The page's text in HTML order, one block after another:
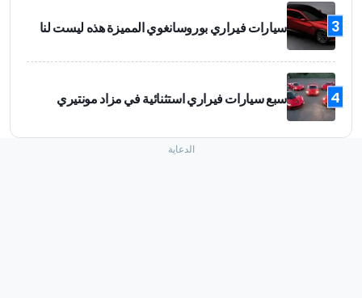
3 سيارات فيراري بوروسانغوي المميزة هذه ليست لنا
4 سبع سيارات فيراري استثنائية في مزاد مونتيري